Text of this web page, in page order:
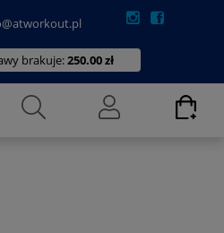
brakuje:250.00 zł